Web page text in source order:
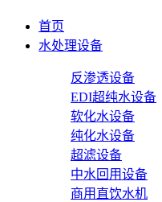
首页
水处理设备
反渗透设备
EDI超纯水设备
软化水设备
纯化水设备
超滤设备
中水回用设备
商用直饮水机